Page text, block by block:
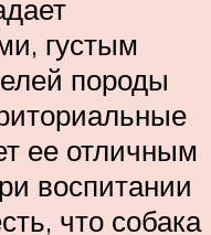
густым
породы
ее отличным
воспитании
что собака